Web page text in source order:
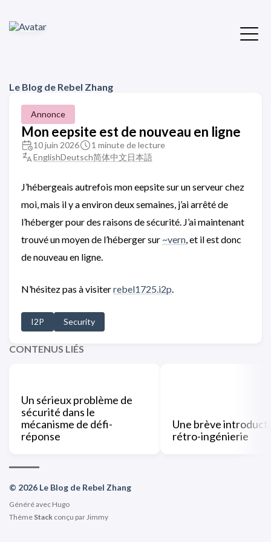
Le Blog de Rebel Zhang
Annonce
Mon eepsite est de nouveau en ligne
10 juin 2026
1 minute de lecture
EnglishDeutsch简体中文日本語
J’hébergeais autrefois mon eepsite sur un serveur chez
moi, mais il y a environ deux semaines, j’ai arrêté de
l’héberger pour des raisons de sécurité. J’ai maintenant
trouvé un moyen de l’héberger sur ~vern, et il est donc
de nouveau en ligne.
N’hésitez pas à visiterrebel1725.i2p.
I2P Security
CONTENUS LIÉS
Un sérieux problème de
sécurité dans le
mécanisme de défi-
réponse
Une brève
rétro-ingénierie
© 2026 Le Blog de Rebel Zhang
Généré avec Hugo
Thème Stack conçu parJimmy